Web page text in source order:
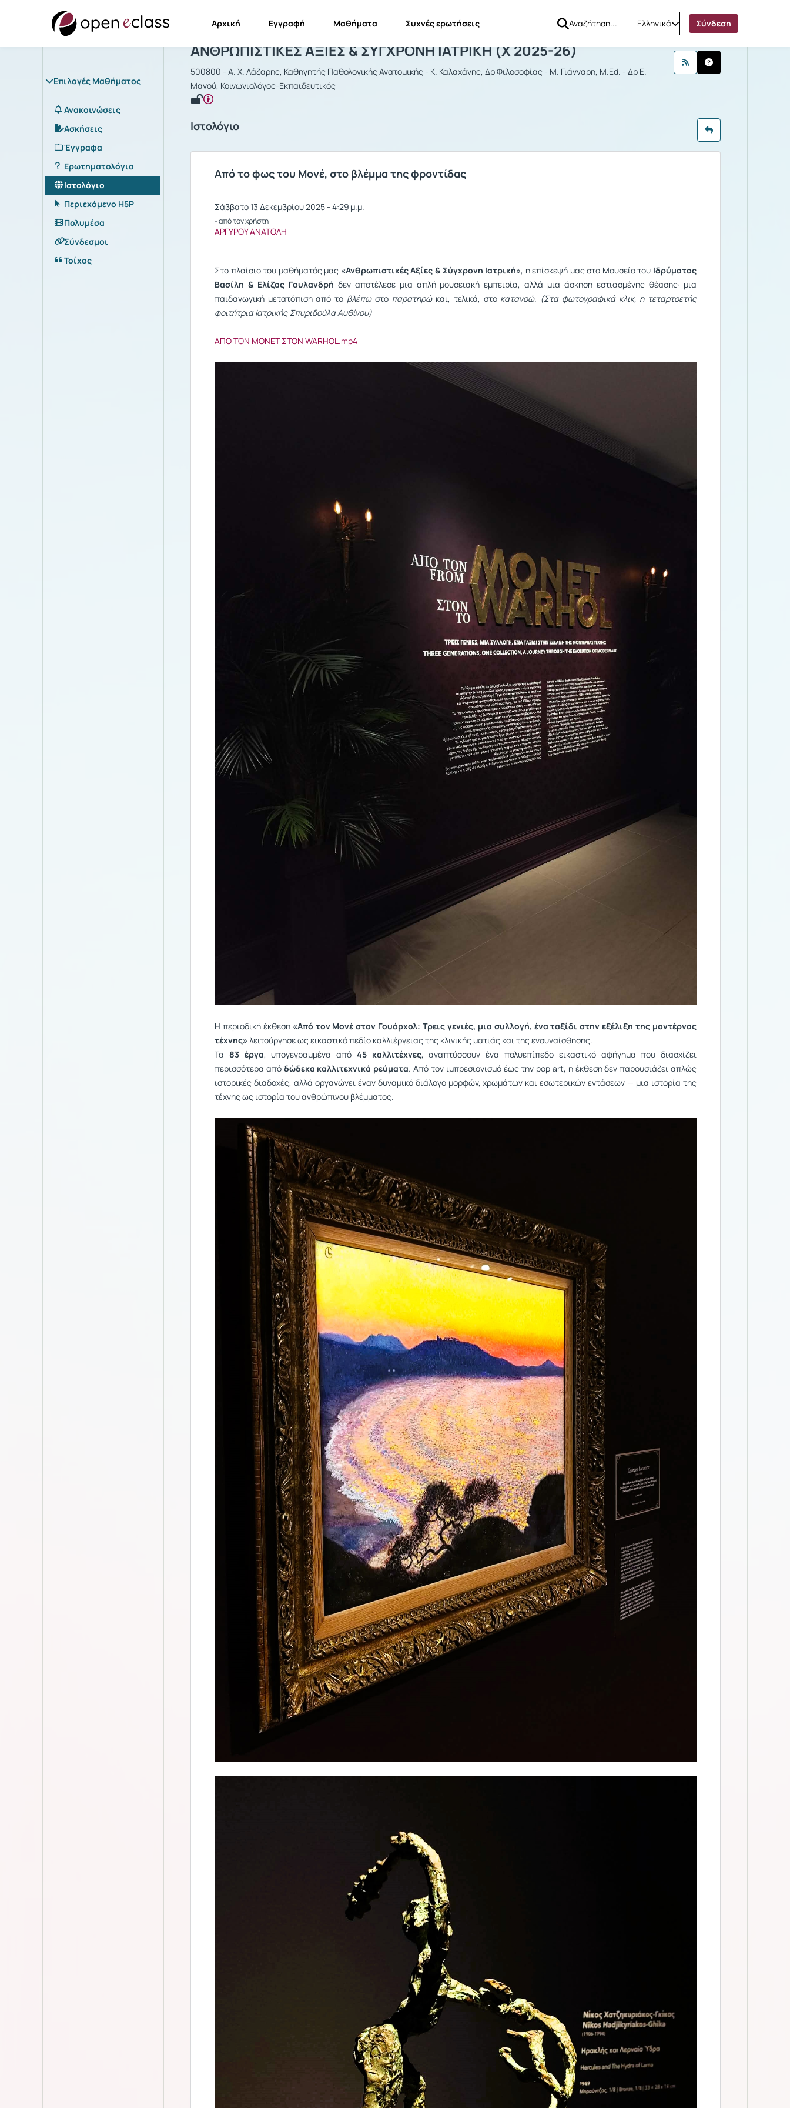
Αρχική Εγγραφή Μαθήματα Συχνές ερωτήσεις Ελληνικά Σύνδεση
Επιλογές Μαθήματος
Ανακοινώσεις
Ασκήσεις
Έγγραφα
Ερωτηματολόγια
Ιστολόγιο
Περιεχόμενο H5P
Πολυμέσα
Σύνδεσμοι
Τοίχος
Μάθημα : ΑΝΘΡΩΠΙΣΤΙΚΕΣ ΑΞΙΕΣ & ΣΥΓΧΡΟΝΗ ΙΑΤΡΙΚΗ
ΑΝΘΡΩΠΙΣΤΙΚΕΣ ΑΞΙΕΣ & ΣΥΓΧΡΟΝΗ ΙΑΤΡΙΚΗ (Χ 2025-26)
500800 - Α. Χ. Λάζαρης, Καθηγητής Παθολογικής Ανατομικής - Κ. Καλαχάνης, Δρ Φιλοσοφίας - Μ. Γιάνναρη, M.Ed. - Δρ Ε.
Μανού, Κοινωνιολόγος-Εκπαιδευτικός
Ιστολόγιο
Από το φως του Μονέ, στο βλέμμα της φροντίδας
Σάββατο 13 Δεκεμβρίου 2025 - 4:29 μ.μ.
- από τον χρήστη
ΑΡΓΥΡΟΥ ΑΝΑΤΟΛΗ
Στο πλαίσιο του μαθήματός μας «Ανθρωπιστικές Αξίες & Σύγχρονη Ιατρική», η επίσκεψή μας στο Μουσείο του Ιδρύματος
Βασίλη & Ελίζας Γουλανδρή δεν αποτέλεσε μια απλή μουσειακή εμπειρία, αλλά μια άσκηση εστιασμένης θέασης· μια
παιδαγωγική μετατόπιση από το βλέπωστο παρατηρώκαι, τελικά, στο κατανοώ. (Στα φωτογραφικά κλικ, η τεταρτοετής
φοιτήτρια Ιατρικής Σπυριδούλα Αυθίνου)
ΑΠΟ ΤΟΝ MONET ΣΤΟΝ WARHOL.mp4
Η περιοδική έκθεση «Από τον Μονέ στον Γουόρχολ: Τρεις γενιές, μια συλλογή, ένα ταξίδι στην εξέλιξη της μοντέρνας
τέχνης» λειτούργησε ως εικαστικό πεδίο καλλιέργειας της κλινικής ματιάς και της ενσυναίσθησης.
Τα 83 έργα, υπογεγραμμένα από 45 καλλιτέχνες, αναπτύσσουν ένα πολυεπίπεδο εικαστικό αφήγημα που διασχίζει
περισσότερα από δώδεκα καλλιτεχνικά ρεύματα. Από τον ιμπρεσιονισμό έως την pop art, η έκθεση δεν παρουσιάζει απλώς
ιστορικές διαδοχές, αλλά οργανώνει έναν δυναμικό διάλογο μορφών, χρωμάτων και εσωτερικών εντάσεων — μια ιστορία της
τέχνης ως ιστορία του ανθρώπινου βλέμματος.